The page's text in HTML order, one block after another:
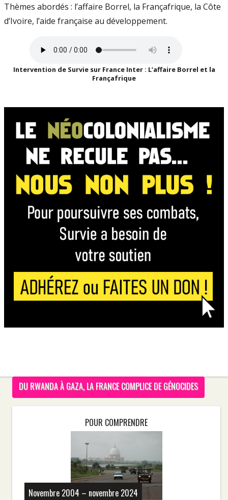
Thèmes abordés : l’affaire Borrel, la Françafrique, la Côte
d’Ivoire, l’aide française au développement.
Intervention de Survie sur France Inter : L’affaire Borrel et la
Françafrique
DU RWANDA À GAZA, LA FRANCE COMPLICE DE GÉNOCIDES
POUR COMPRENDRE
Novembre 2004 – novembre 2024